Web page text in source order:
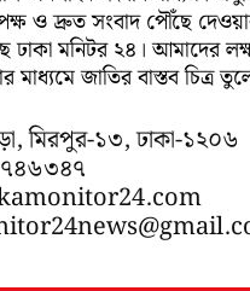
ও দ্রুত সংবাদ পৌঁছে
ঢাকা মনিটর ২৪। আমাদের
মাধ্যমে জাতির বাস্তব চিত্র
মিরপুর-১৩, ঢাকা-১২০৬